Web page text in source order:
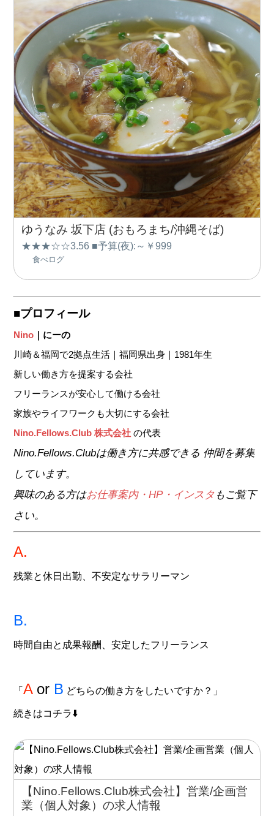
ゆうなみ 坂下店 (おもろまち/沖縄そば)
★★★☆☆3.56 ■予算(夜):～￥999
食べログ
■プロフィール
Nino ｜にーの
川崎＆福岡で2拠点生活｜福岡県出身｜1981年生
新しい働き方を提案する会社
フリーランスが安心して働ける会社
家族やライフワークも大切にする会社
Nino.Fellows.Club 株式会社 の代表
Nino.Fellows.Clubは働き方に共感できる 仲間を募集
しています。
興味のある方はお仕事案内・HP・インスタ もご覧下
さい。
A.
残業と休日出勤、不安定なサラリーマン
B.
時間 自由と成果報酬、安定したフリーランス
「Aor B どちらの働き方をしたいですか？」
続きはコチラ⬇️
【Nino.Fellows.Club株式会社】営業/企画営
業（個人対象）の求人情報